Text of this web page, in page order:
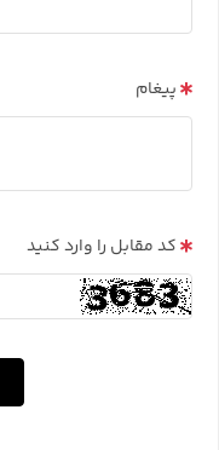
پیغام
کد مقابل را وارد کنید